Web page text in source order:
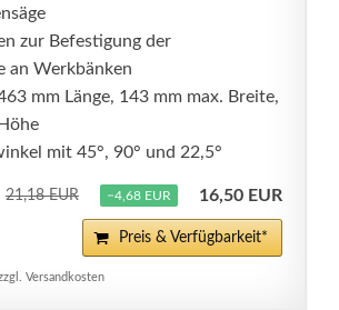
zur Befestigung der
an Werkbänken
mm Länge, 143 mm max. Breite,
mit 45°, 90° und 22,5°
21,18 EUR −4,68 EUR 16,50 EUR
Preis & Verfügbarkeit*
Versandkosten